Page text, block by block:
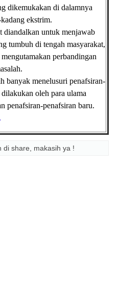
dikemukakan di dalamnya
ekstrim.
diandalkan untuk menjawab
tumbuh di tengah masyarakat,
perbandingan
banyak menelusuri penafsiran-
oleh para ulama
penafsiran-penafsiran baru.
di share, makasih ya !